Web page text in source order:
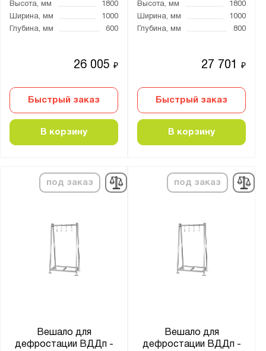
Высота, мм
1800
Ширина, мм
1000
Глубина, мм
600
26 005₽
Быстрый заказ
В корзину
Высота, мм
1800
Ширина, мм
1000
Глубина, мм
800
27 701₽
Быстрый заказ
В корзину
под заказ
Вешало для
дефростации ВДДп -
под заказ
Вешало для
дефростации ВДДп -